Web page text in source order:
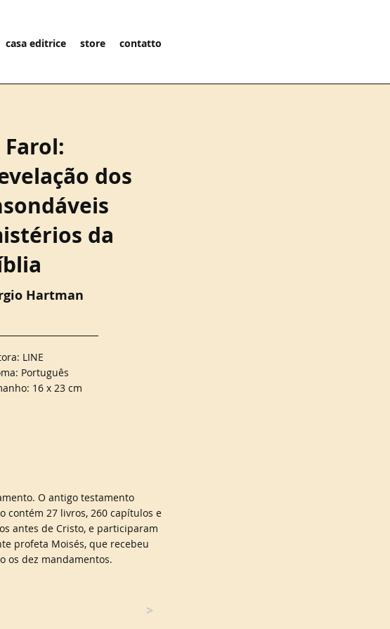
casa editrice store contatto
Farol:
dos
da
Hartman
LINE
Português
16 x 23 cm
O antigo testamento
contém 27 livros, 260 capítulos e
antes de Cristo, e participaram
profeta Moisés, que recebeu
os dez mandamentos.
>